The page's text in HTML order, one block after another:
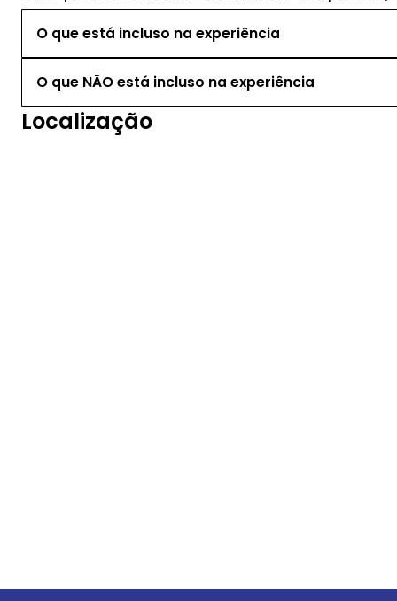
O que está incluso na experiência
O que NÃO está incluso na experiência
Localização